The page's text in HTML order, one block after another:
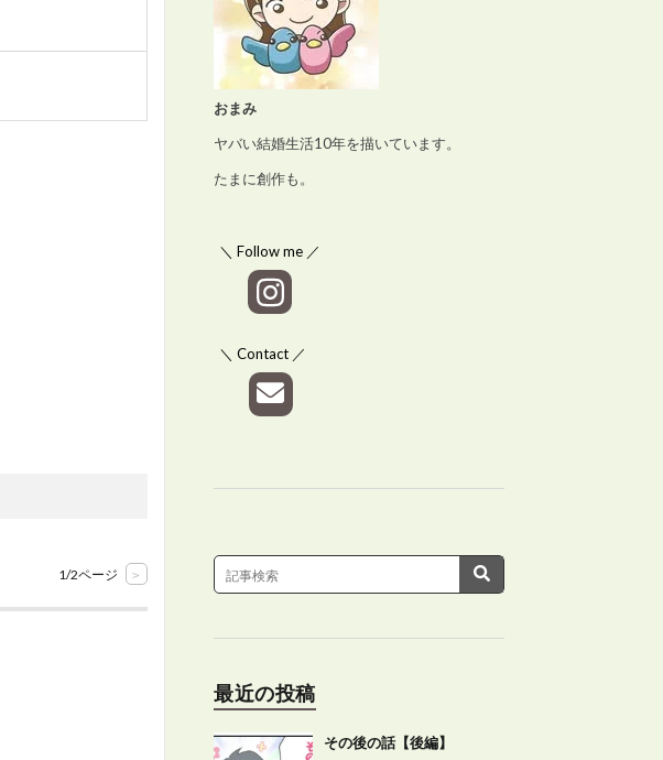
1/2ページ >
おまみ
ヤバい結婚生活10年を描いています。
たまに創作も。
＼ Follow me ／
＼ Contact ／
最近の投稿
その後の話【後編】